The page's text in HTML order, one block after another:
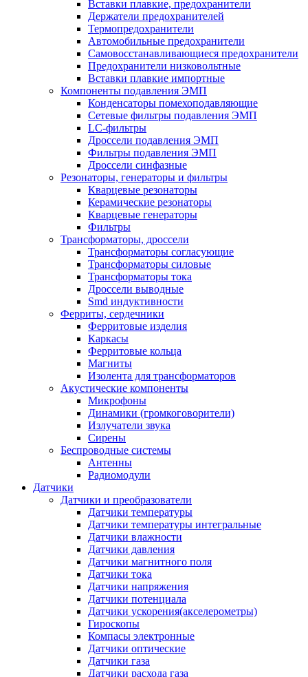
Вставки плавкие, предохранители
Держатели предохранителей
Термопредохранители
Автомобильные предохранители
Самовосстанавливающиеся предохранители
Предохранители низковольтные
Вставки плавкие импортные
Компоненты подавления ЭМП
Конденсаторы помехоподавляющие
Сетевые фильтры подавления ЭМП
LC-фильтры
Дроссели подавления ЭМП
Фильтры подавления ЭМП
Дроссели синфазные
Резонаторы, генераторы и фильтры
Кварцевые резонаторы
Керамические резонаторы
Кварцевые генераторы
Фильтры
Трансформаторы, дроссели
Трансформаторы согласующие
Трансформаторы силовые
Трансформаторы тока
Дроссели выводные
Smd индуктивности
Ферриты, сердечники
Ферритовые изделия
Каркасы
Ферритовые кольца
Магниты
Изолента для трансформаторов
Акустические компоненты
Микрофоны
Динамики (громкоговорители)
Излучатели звука
Сирены
Беспроводные системы
Антенны
Радиомодули
Датчики
Датчики и преобразователи
Датчики температуры
Датчики температуры интегральные
Датчики влажности
Датчики давления
Датчики магнитного поля
Датчики тока
Датчики напряжения
Датчики потенциала
Датчики ускорения(акселерометры)
Гироскопы
Компасы электронные
Датчики оптические
Датчики газа
Датчики расхода газа